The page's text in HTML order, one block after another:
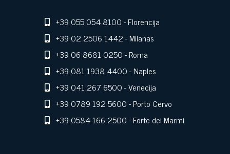
+39 055 054 8100- Florencija
+39 02 2506 1442- Milanas
+39 06 8681 0250- Roma
+39 081 1938 4400- Naples
+39 041 267 6500- Venecija
+39 0789 192 5600- Porto Cervo
+39 0584 166 2500- Forte dei Marmi